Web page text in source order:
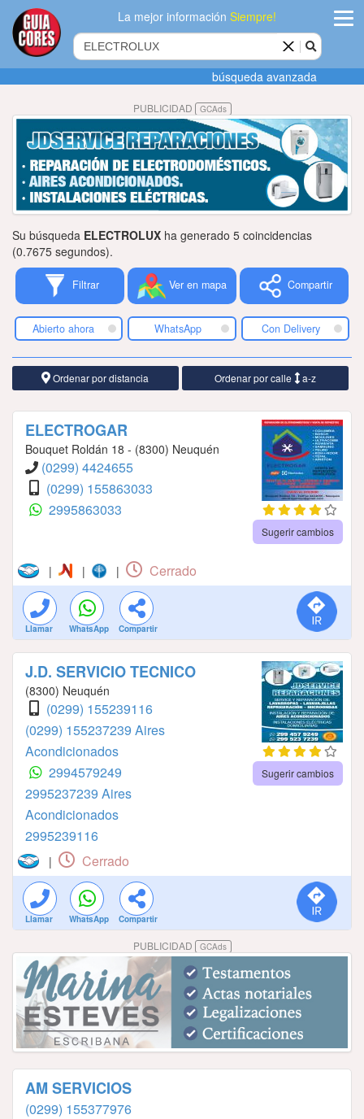
La mejor informaciónSiempre!
Agregar
empresa
Actualizar
datos
Publicidad
Tiendacores
Contactenos
búsqueda avanzada
PUBLICIDAD GCAds
Su búsqueda ELECTROLUX ha generado 5 coincidencias
(0.7675 segundos).
Filtrar Ver en mapa Compartir
Abierto ahora WhatsApp Con Delivery
Ordenar por distancia Ordenar por calle a-z
ELECTROGAR
Bouquet Roldán 18 - (8300) Neuquén
(0299) 4424655
(0299) 155863033
2995863033
Sugerir cambios
| | | Cerrado
Llamar WhatsApp Compartir
J.D. SERVICIO TECNICO
(8300) Neuquén
(0299) 155239116
(0299) 155237239 Aires
Acondicionados
2994579249
2995237239 Aires
Acondicionados
2995239116
Sugerir cambios
| Cerrado
Llamar WhatsApp Compartir
PUBLICIDAD GCAds
AM SERVICIOS
(0299) 155377976